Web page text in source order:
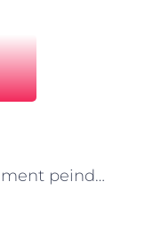
Comment peindre des scènes de rue à Paris